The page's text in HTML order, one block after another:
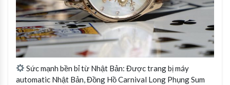
Sức mạnh bền bỉ từ Nhật Bản: Được trang bị máy
automatic Nhật Bản, Đồng Hồ Carnival Long Phụng Sum